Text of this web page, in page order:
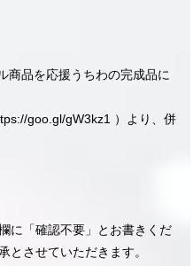
商品を応援うちわの完成品に
goo.gl/gW3kz1 ）より、併
に「確認不要」とお書きくだ
させていただきます。